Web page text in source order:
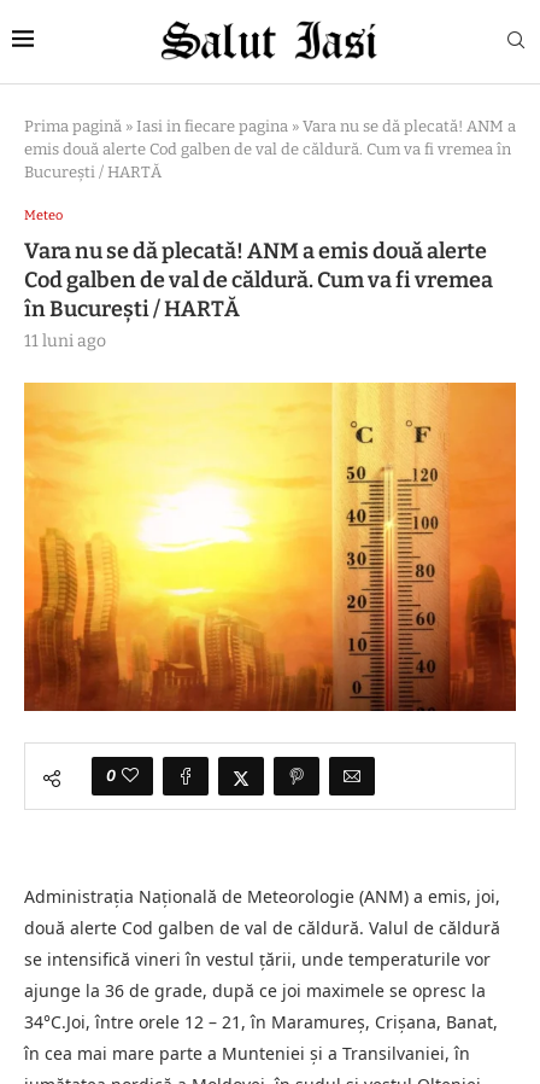
Prima pagină » Iasi in fiecare pagina » Vara nu se dă plecată! ANM a
emis două alerte Cod galben de val de căldură. Cum va fi vremea în
București / HARTĂ
Meteo
Vara nu se dă plecată! ANM a emis două alerte
Cod galben de val de căldură. Cum va fi vremea
în București / HARTĂ
11 luni ago
0
Administrația Națională de Meteorologie (ANM) a emis, joi,
două alerte Cod galben de val de căldură. Valul de căldură
se intensifică vineri în vestul țării, unde temperaturile vor
ajunge la 36 de grade, după ce joi maximele se opresc la
34°C.Joi, între orele 12 – 21, în Maramureș, Crișana, Banat,
în cea mai mare parte a Munteniei și a Transilvaniei, în